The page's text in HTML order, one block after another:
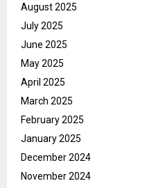
August 2025
July 2025
June 2025
May 2025
April 2025
March 2025
February 2025
January 2025
December 2024
November 2024